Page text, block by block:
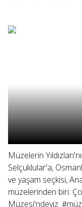
Müzelerin
Selçuklular'a,
ve yaşam seçkisi,
müzelerinden biri:
Müzesi'ndeyiz.